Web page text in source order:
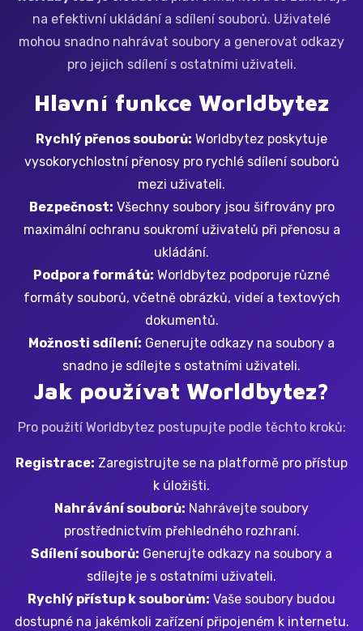
na efektivní ukládání a sdílení souborů. Uživatelé
mohou snadno nahrávat soubory a generovat odkazy
pro jejich sdílení s ostatními uživateli.
Hlavní funkce Worldbytez
Rychlý přenos souborů: Worldbytez poskytuje
vysokorychlostní přenosy pro rychlé sdílení souborů
mezi uživateli.
Bezpečnost: Všechny soubory jsou šifrovány pro
maximální ochranu soukromí uživatelů při přenosu a
ukládání.
Podpora formátů: Worldbytez podporuje různé
formáty souborů, včetně obrázků, videí a textových
dokumentů.
Možnosti sdílení: Generujte odkazy na soubory a
snadno je sdílejte s ostatními uživateli.
Jak používat Worldbytez?
Pro použití Worldbytez postupujte podle těchto kroků:
Registrace: Zaregistrujte se na platformě pro přístup
k úložišti.
Nahrávání souborů: Nahrávejte soubory
prostřednictvím přehledného rozhraní.
Sdílení souborů: Generujte odkazy na soubory a
sdílejte je s ostatními uživateli.
Rychlý přístup k souborům: Vaše soubory budou
dostupné na jakémkoli zařízení připojeném k internetu.